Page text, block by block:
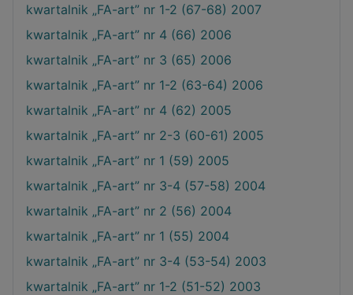
kwartalnik „FA-art” nr 1-2 (67-68) 2007
kwartalnik „FA-art” nr 4 (66) 2006
kwartalnik „FA-art” nr 3 (65) 2006
kwartalnik „FA-art” nr 1-2 (63-64) 2006
kwartalnik „FA-art” nr 4 (62) 2005
kwartalnik „FA-art” nr 2-3 (60-61) 2005
kwartalnik „FA-art” nr 1 (59) 2005
kwartalnik „FA-art” nr 3-4 (57-58) 2004
kwartalnik „FA-art” nr 2 (56) 2004
kwartalnik „FA-art” nr 1 (55) 2004
kwartalnik „FA-art” nr 3-4 (53-54) 2003
kwartalnik „FA-art” nr 1-2 (51-52) 2003